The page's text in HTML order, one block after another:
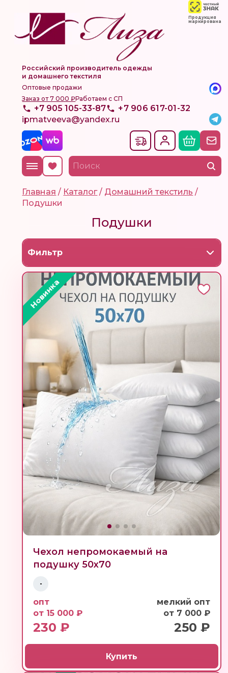
Российский производитель одежды
и домашнего текстиля
Оптовые продажи
Заказ от 7 000 ₽Работаем с СП
Продукция
маркирована
+7 905 105-33-87
+7 906 617-01-32
ipmatveeva@yandex.ru
Главная / Каталог/ Домашний текстиль /
Подушки
Подушки
Фильтр
Новинка
Чехол непромокаемый на
подушку 50х70
-
опт
от 15 000 ₽
230 ₽
мелкий опт
от 7 000 ₽
250 ₽
Купить